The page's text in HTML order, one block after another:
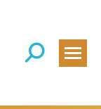
Search: